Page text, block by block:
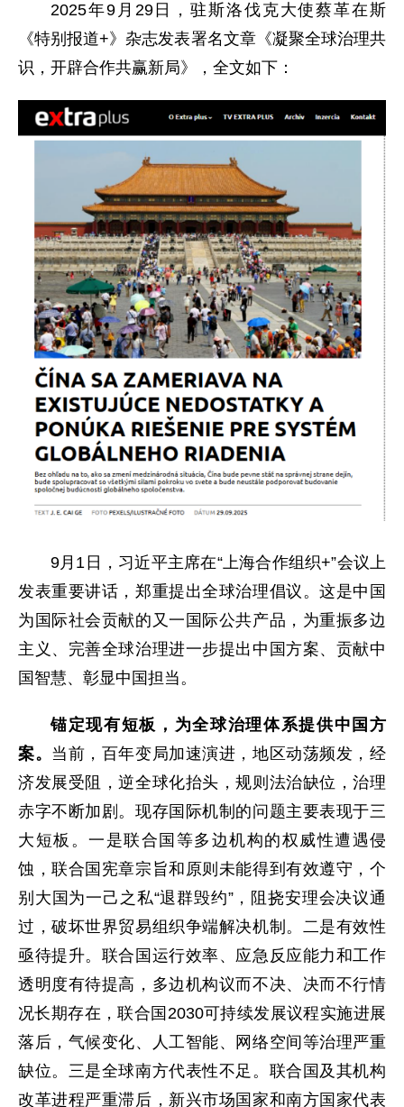
2025年9月29日，驻斯洛伐克大使蔡革在斯
《特别报道+》杂志发表署名文章《凝聚全球治理共
识，开辟合作共赢新局》，全文如下：
9月1日，习近平主席在“上海合作组织+”会议上
发表重要讲话，郑重提出全球治理倡议。这是中国
为国际社会贡献的又一国际公共产品，为重振多边
主义、完善全球治理进一步提出中国方案、贡献中
国智慧、彰显中国担当。
锚定现有短板，为全球治理体系提供中国方
案。 当前，百年变局加速演进，地区动荡频发，经
济发展受阻，逆全球化抬头，规则法治缺位，治理
赤字不断加剧。现存国际机制的问题主要表现于三
大短板。一是联合国等多边机构的权威性遭遇侵
蚀，联合国宪章宗旨和原则未能得到有效遵守，个
别大国为一己之私“退群毁约”，阻挠安理会决议通
过，破坏世界贸易组织争端解决机制。二是有效性
亟待提升。联合国运行效率、应急反应能力和工作
透明度有待提高，多边机构议而不决、决而不行情
况长期存在，联合国2030可持续发展议程实施进展
落后，气候变化、人工智能、网络空间等治理严重
缺位。三是全球南方代表性不足。联合国及其机构
改革进程严重滞后，新兴市场国家和南方国家代表